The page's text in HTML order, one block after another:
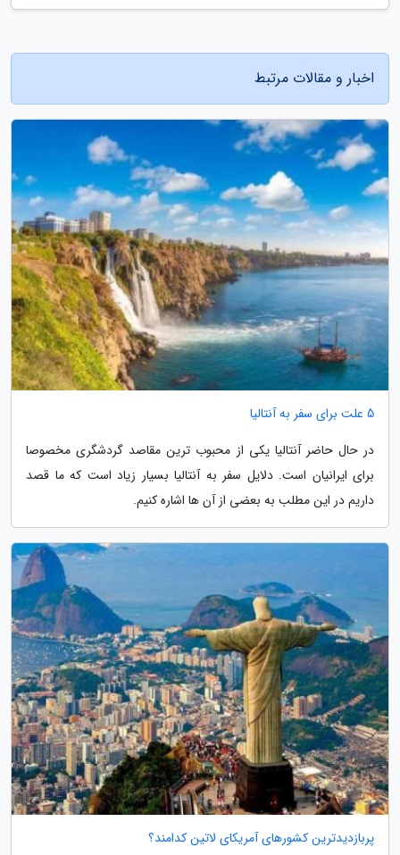
اخبار و مقالات مرتبط
5 علت برای سفر به آنتالیا
در حال حاضر آنتالیا یکی از محبوب ترین مقاصد گردشگری مخصوصا
برای ایرانیان است. دلایل سفر به آنتالیا بسیار زیاد است که ما قصد
داریم در این مطلب به بعضی از آن ها اشاره کنیم.
پربازدیدترین کشورهای آمریکای لاتین کدامند؟